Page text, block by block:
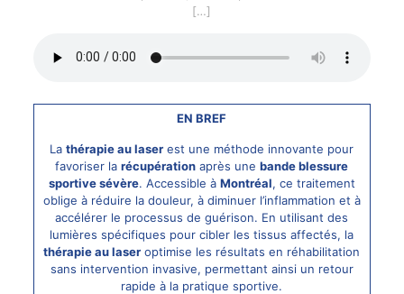
[…]
EN BREF
Lathérapie au laser est une méthode innovante pour
favoriser larécupération après unebande blessure
sportive sévère. Accessible à Montréal, ce traitement
oblige à réduire la douleur, à diminuer l’inflammation et à
accélérer le processus de guérison. En utilisant des
lumières spécifiques pour cibler les tissus affectés, la
thérapie aulaser optimise les résultats en réhabilitation
sans intervention invasive, permettant ainsi un retour
rapide à la pratique sportive.